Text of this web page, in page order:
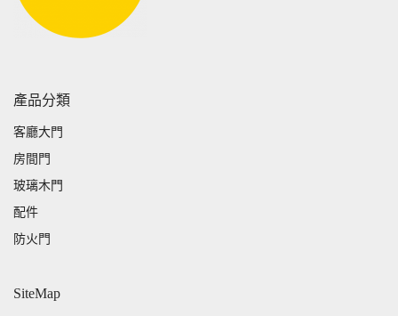
產品分類
客廳大門
房間門
玻璃木門
配件
防火門
SiteMap